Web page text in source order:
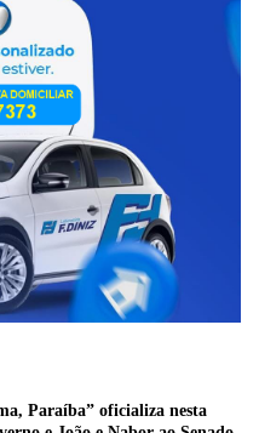
Paraíba” oficializa nesta